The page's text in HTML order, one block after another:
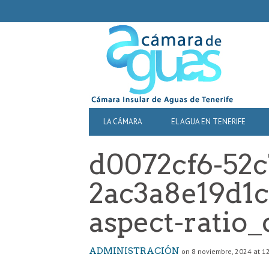
NAVIGATION
PRIMARY
NAVIGATION
LA CÁMARA EL AGUA EN TENERIFE
d0072cf6-
aspect-
ADMINISTRACIÓN on 8 noviembre, 2024 at